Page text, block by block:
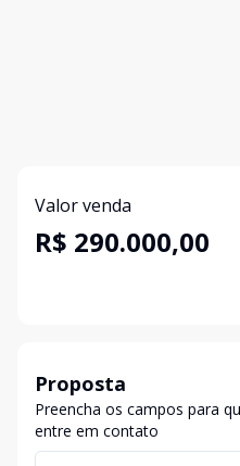
Valor venda
R$ 290.000,00
Proposta
Preencha os campos para
entre em contato